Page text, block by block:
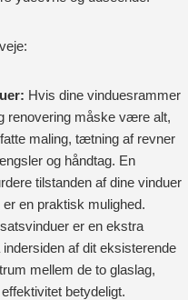
Hvis dine vinduesrammer
renovering måske være alt,
maling, tætning af revner
og håndtag. En
tilstanden af dine vinduer
en praktisk mulighed.
er en ekstra
af dit eksisterende
mellem de to glaslag,
betydeligt.